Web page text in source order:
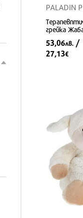
PALADIN
грейка
53,06лв. /
27,13€